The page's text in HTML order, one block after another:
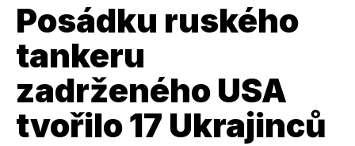
Posádku ruského
tankeru
zadrženého USA
tvořilo 17 Ukrajinců